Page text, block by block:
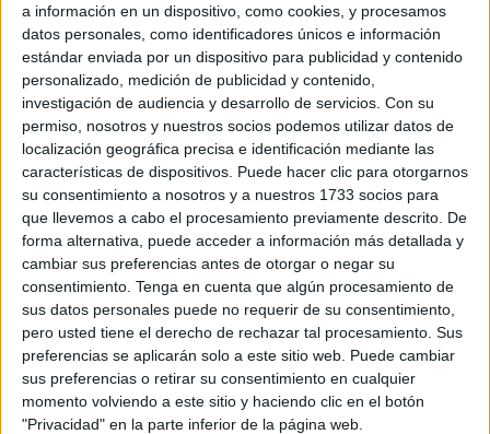
a información en un dispositivo, como cookies, y procesamos
datos personales, como identificadores únicos e información
estándar enviada por un dispositivo para publicidad y contenido
personalizado, medición de publicidad y contenido,
investigación de audiencia y desarrollo de servicios. Con su
permiso, nosotros y nuestros socios podemos utilizar datos de
localización geográfica precisa e identificación mediante las
características de dispositivos. Puede hacer clic para otorgarnos
su consentimiento a nosotros y a nuestros 1733 socios para
que llevemos a cabo el procesamiento previamente descrito. De
forma alternativa, puede acceder a información más detallada y
cambiar sus preferencias antes de otorgar o negar su
consentimiento. Tenga en cuenta que algún procesamiento de
sus datos personales puede no requerir de su consentimiento,
pero usted tiene el derecho de rechazar tal procesamiento. Sus
preferencias se aplicarán solo a este sitio web. Puede cambiar
sus preferencias o retirar su consentimiento en cualquier
momento volviendo a este sitio y haciendo clic en el botón
"Privacidad" en la parte inferior de la página web.
tempranero deBrahim Díaz, mientras que los noruegos
encontraron premio en la recta final gracias aMartin
Ødegaard, dejando un reparto de puntos que sirve a
ambas selecciones para ultimar detalles antes del inicio
del torneo.
El choque enfrentaba a dos equipos con aspiraciones
distintas pero con la misma intención:llegar al Mundial
con buenas sensaciones.Marruecos, una de las
selecciones que más expectativas ha despertado en los
últimos años tras su histórico papel en la anterior Copa del
Mundo, mostró personalidad desde el inicio.
Por su parte, Noruega, liderada por figuras comoErling
Haalandy Ødegaard, buscaba confirmar el crecimiento de
una generación que vuelve a situar al país escandinavo en